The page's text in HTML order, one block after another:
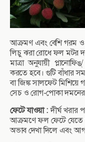
আক্রমণ এবং বেশি গরম ও
লিচু ঝরা রোধে ফল মটর
মাত্রা অনুযায়ী
করতে হবে। গুটি বাঁধার
বা জিঙ্ক সালফেট মিশিয়ে
সেচ ও রোগ-পোকা দমনের
ফেটে যাওয়া : দীর্ঘ খরার
আক্রমণে ফল ফেটে যেতে
অভাব দেখা দিলে এবং